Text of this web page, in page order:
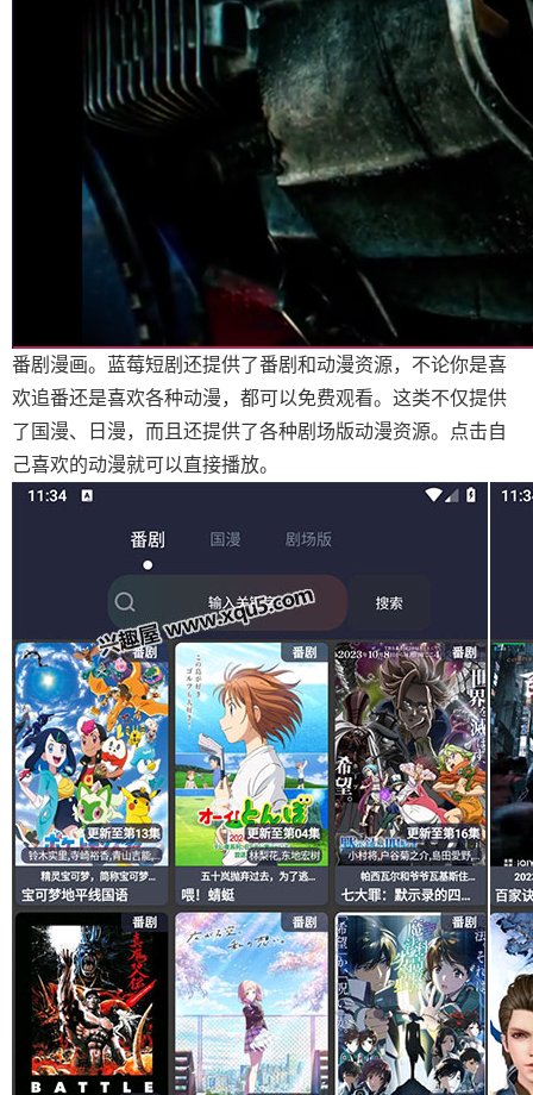
番剧漫画。蓝莓短剧还提供了番剧和动漫资源，不论你是喜
欢追番还是喜欢各种动漫，都可以免费观看。这类不仅提供
了国漫、日漫，而且还提供了各种剧场版动漫资源。点击自
己喜欢的动漫就可以直接播放。